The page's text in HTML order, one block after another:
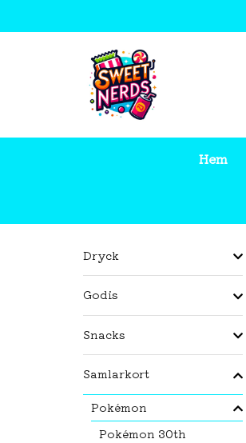
Hem
Pokémon
Dryck
Godis
Snacks
Samlarkort
Pokémon
Pokémon 30th